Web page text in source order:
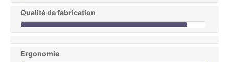
Qualité de fabrication
Ergonomie